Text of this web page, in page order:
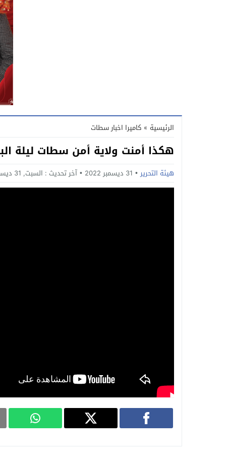
الرئيسية » كاميرا اخبار سطات
هكذا أمنت ولاية أمن سطات ليلة
هيئة التحرير 31 ديسمبر 2022 آخر تحديث : السبت, 31 ديسمبر, 2022 - 10:22 مساءً